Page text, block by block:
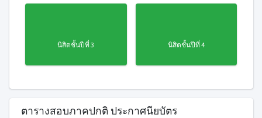
นิสิตชั้นปีที่ 3 นิสิตชั้นปีที่ 4
ตารางสอบภาคปกติ ประกาศนียบัตร